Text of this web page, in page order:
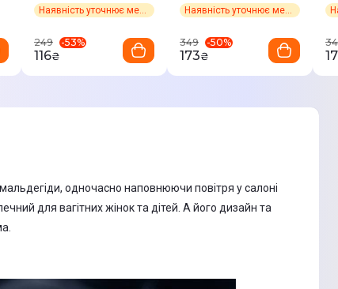
Наявність уточнює менеджер
249 -53%
116₴
Наявність уточнює менеджер
349 -50%
173₴
одночасно наповнюючи повітря у салоні
для вагітних жінок та дітей. А його дизайн та